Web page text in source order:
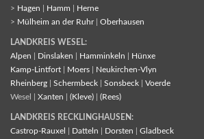
> Hagen Hamm
Herne
> Mülheim an der Ruhr| Oberhausen
LANDKREIS WESEL:
Alpen
Dinslaken Hamminkeln
Hünxe
Kamp-Lintfort
Moers
Neukirchen-Vlyn
Rheinberg
Schermbeck Sonsbeck
Voerde
Wesel | Xanten (Kleve) (Rees)
LANDKREIS RECKLINGHAUSEN:
Castrop-Rauxel
Datteln Dorsten
Gladbeck